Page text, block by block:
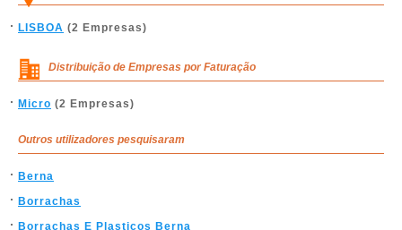
LISBOA (2 Empresas)
Distribuição de Empresas por Faturação
Micro (2 Empresas)
Outros utilizadores pesquisaram
Berna
Borrachas
Borrachas E Plasticos Berna